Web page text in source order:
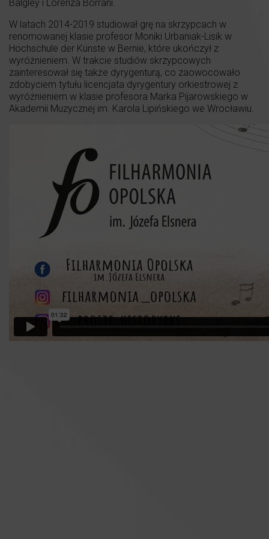
Balgley i Lorenza Borrani.
W latach 2014-2019 studiował grę na skrzypcach w
renomowanej klasie profesor Moniki Urbaniak-Lisik w
Hochschule der Künste w Bernie, które ukończył z
wyróżnieniem. W trakcie studiów skrzypcowych
zainteresował się także dyrygenturą, co zaowocowało
zdobyciem tytułu licencjata dyrygentury orkiestrowej z
wyróżnieniem w klasie profesora Marka Pijarowskiego w
Akademii Muzycznej im. Karola Lipińskiego we Wrocławiu.